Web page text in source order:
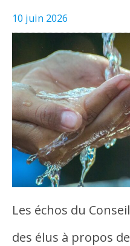
10 juin 2026
Les échos du
des élus à propos